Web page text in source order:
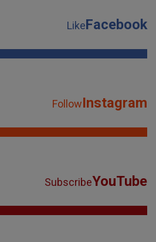
LikeFacebook
FollowInstagram
SubscribeYouTube